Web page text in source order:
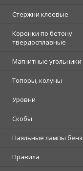
Стержни клеевые
Коронки по бетону
твердосплавные
Магнитные угольники
Топоры, колуны
Уровни
Скобы
Паяльные лампы
Правила